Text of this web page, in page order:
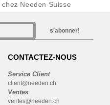
chez Needen Suisse
s'abonner!
CONTACTEZ-NOUS
Service Client
client@needen.ch
Ventes
ventes@needen.ch